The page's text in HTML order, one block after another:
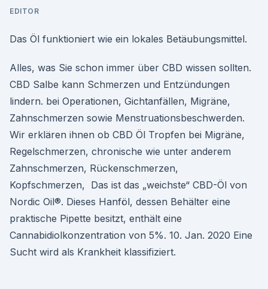
EDITOR
Das Öl funktioniert wie ein lokales Betäubungsmittel.
Alles, was Sie schon immer über CBD wissen sollten.
CBD Salbe kann Schmerzen und Entzündungen
lindern. bei Operationen, Gichtanfällen, Migräne,
Zahnschmerzen sowie Menstruationsbeschwerden.
Wir erklären ihnen ob CBD Öl Tropfen bei Migräne,
Regelschmerzen, chronische wie unter anderem
Zahnschmerzen, Rückenschmerzen,
Kopfschmerzen, Das ist das „weichste“ CBD-Öl von
Nordic Oil®. Dieses Hanföl, dessen Behälter eine
praktische Pipette besitzt, enthält eine
Cannabidiolkonzentration von 5%. 10. Jan. 2020 Eine
Sucht wird als Krankheit klassifiziert.